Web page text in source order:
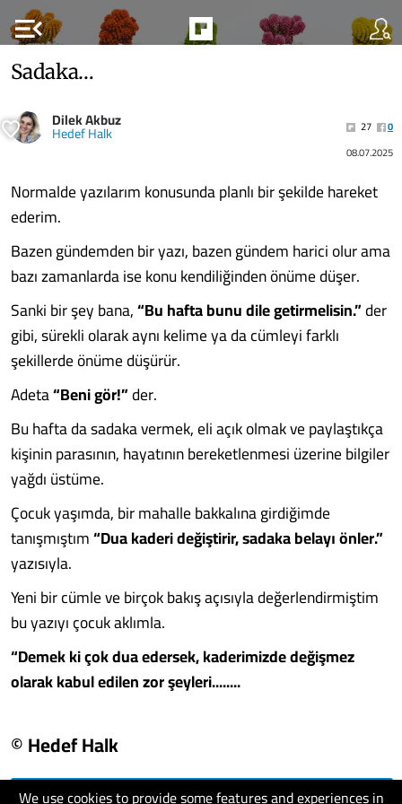
menu_open
We use cookies to provide some features and experiences in
Sadaka…
Dilek Akbuz
Hedef Halk 27
0
08.07.2025
Normalde yazılarım konusunda planlı bir şekilde hareket
ederim.
Bazen gündemden bir yazı, bazen gündem harici olur ama
bazı zamanlarda ise konu kendiliğinden önüme düşer.
Sanki bir şey bana,“Bu hafta bunu dile getirmelisin.”der
gibi, sürekli olarak aynı kelime ya da cümleyi farklı
şekillerde önüme düşürür.
Adeta“Beni gör!”der.
Bu hafta da sadaka vermek, eli açık olmak ve paylaştıkça
kişinin parasının, hayatının bereketlenmesi üzerine bilgiler
yağdı üstüme.
Çocuk yaşımda, bir mahalle bakkalına girdiğimde
tanışmıştım“Dua kaderi değiştirir, sadaka belayı önler.”
yazısıyla.
Yeni bir cümle ve birçok bakış açısıyla değerlendirmiştim
bu yazıyı çocuk aklımla.
“Demek ki çok dua edersek, kaderimizde değişmez
olarak kabul edilen zor şeyleri........
© Hedef Halk